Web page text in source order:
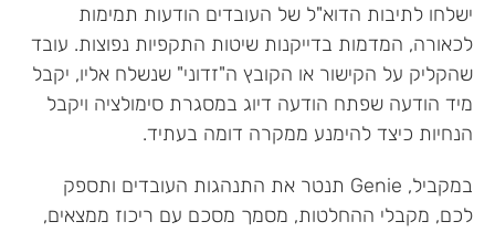
ישלחו לתיבות הדוא"ל של העובדים הודעות תמימות
לכאורה, המדמות בדייקנות שיטות התקפיות נפוצות. עובד
שהקליק על הקישור או הקובץ ה"זדוני" שנשלח אליו, יקבל
מיד הודעה שפתח הודעה דיוג במסגרת סימולציה ויקבל
הנחיות כיצד להימנע ממקרה דומה בעתיד.
במקביל, Genie תנטר את התנהגות העובדים ותספק
לכם, מקבלי ההחלטות, מסמך מסכם עם ריכוז ממצאים,